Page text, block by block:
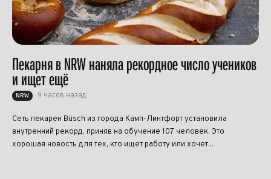
Пекарня в NRW наняла рекордное число учеников
и ищет ещё
NRW 9 часов назад
Сеть пекарен Büsch из города Камп-Линтфорт установила
внутренний рекорд, приняв на обучение 107 человек. Это
хорошая новость для тех, кто ищет работу или хочет...